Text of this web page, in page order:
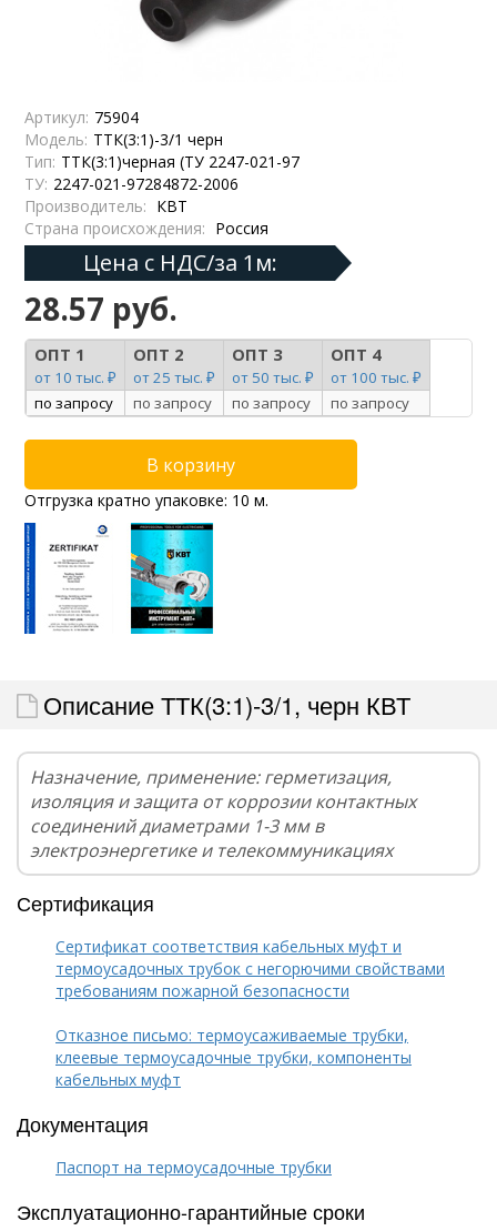
Артикул: 75904
Модель: ТТК(3:1)-3/1 черн
Тип: ТТК(3:1)черная (ТУ 2247-021-97
ТУ: 2247-021-97284872-2006
Производитель: КВТ
Страна происхождения: Россия
Цена с НДС/за 1м:
28.57 руб.
ОПТ 1
от 10 тыс. ₽
ОПТ 2
от 25 тыс. ₽
ОПТ 3
от 50 тыс. ₽
ОПТ 4
от 100 тыс. ₽
по запросу
по запросу по запросу по запросу
Отгрузка кратно упаковке: 10 м.
Описание ТТК(3:1)-3/1, черн КВТ
Назначение, применение: герметизация,
изоляция и защита от коррозии контактных
соединений диаметрами 1-3 мм в
электроэнергетике и телекоммуникациях
Сертификация
Сертификат соответствия кабельных муфт и
термоусадочных трубок с негорючими свойствами
требованиям пожарной безопасности
Отказное письмо: термоусаживаемые трубки,
клеевые термоусадочные трубки, компоненты
кабельных муфт
Документация
Паспорт на термоусадочные трубки
Эксплуатационно-гарантийные сроки